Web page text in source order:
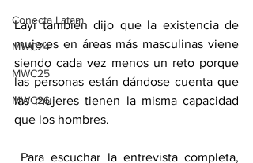
Conecta Latam
MWC24
MWC25
MWC26
Layi también dijo que la existencia de
mujeres en áreas más masculinas viene
siendo cada vez menos un reto porque
las personas están dándose cuenta que
las mujeres tienen la misma capacidad
que los hombres.